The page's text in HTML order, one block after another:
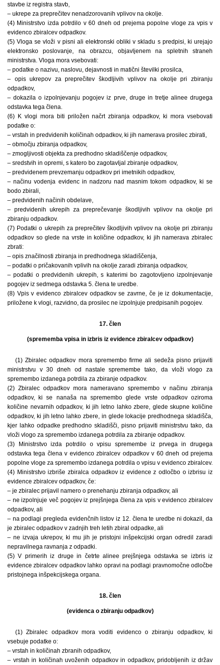
stavbe iz registra stavb,
– ukrepe za preprečitev nenadzorovanih vplivov na okolje.
(4) Ministrstvo izda potrdilo v 60 dneh od prejema popolne vloge za vpis v
evidenco zbiralcev odpadkov.
(5) Vloga se vloži v pisni ali elektronski obliki v skladu s predpisi, ki urejajo
elektronsko poslovanje, na obrazcu, objavljenem na spletnih straneh
ministrstva. Vloga mora vsebovati:
– podatke o nazivu, naslovu, dejavnosti in matični številki prosilca,
– opis ukrepov za preprečitev škodljivih vplivov na okolje pri zbiranju
odpadkov,
– dokazila o izpolnjevanju pogojev iz prve, druge in tretje alinee drugega
odstavka tega člena.
(6) K vlogi mora biti priložen načrt zbiranja odpadkov, ki mora vsebovati
podatke o:
– vrstah in predvidenih količinah odpadkov, ki jih namerava prosilec zbirati,
– območju zbiranja odpadkov,
– zmogljivosti objekta za predhodno skladiščenje odpadkov,
– sredstvih in opremi, s katero bo zagotavljal zbiranje odpadkov,
– predvidenem prevzemanju odpadkov pri imetnikih odpadkov,
– načinu vodenja evidenc in nadzoru nad masnim tokom odpadkov, ki se
bodo zbirali,
– predvidenih načinih obdelave,
– predvidenih ukrepih za preprečevanje škodljivih vplivov na okolje pri
zbiranju odpadkov.
(7) Podatki o ukrepih za preprečitev škodljivih vplivov na okolje pri zbiranju
odpadkov so glede na vrste in količine odpadkov, ki jih namerava zbiralec
zbrati:
– opis značilnosti zbiranja in predhodnega skladiščenja,
– podatki o pričakovanih vplivih na okolje zaradi zbiranja odpadkov,
– podatki o predvidenih ukrepih, s katerimi bo zagotovljeno izpolnjevanje
pogojev iz sedmega odstavka 5. člena te uredbe.
(8) Vpis v evidenco zbiralcev odpadkov se zavrne, če je iz dokumentacije,
priložene k vlogi, razvidno, da prosilec ne izpolnjuje predpisanih pogojev.
17. člen
(sprememba vpisa in izbris iz evidence zbiralcev odpadkov)
(1) Zbiralec odpadkov mora spremembo firme ali sedeža pisno prijaviti
ministrstvu v 30 dneh od nastale spremembe tako, da vloži vlogo za
spremembo izdanega potrdila za zbiranje odpadkov.
(2) Zbiralec odpadkov mora nameravano spremembo v načinu zbiranja
odpadkov, ki se nanaša na spremembo glede vrste odpadkov oziroma
količine nevarnih odpadkov, ki jih letno lahko zbere, glede skupne količine
odpadkov, ki jih letno lahko zbere, in glede lokacije predhodnega skladišča,
kjer lahko odpadke predhodno skladišči, pisno prijaviti ministrstvu tako, da
vloži vlogo za spremembo izdanega potrdila za zbiranje odpadkov.
(3) Ministrstvo izda potrdilo o vpisu spremembe iz prvega in drugega
odstavka tega člena v evidenco zbiralcev odpadkov v 60 dneh od prejema
popolne vloge za spremembo izdanega potrdila o vpisu v evidenco zbiralcev.
(4) Ministrstvo izbriše zbiralca odpadkov iz evidence z odločbo o izbrisu iz
evidence zbiralcev odpadkov, če:
– je zbiralec prijavil namero o prenehanju zbiranja odpadkov, ali
– ne izpolnjuje več pogojev iz prejšnjega člena za vpis v evidenco zbiralcev
odpadkov, ali
– na podlagi pregleda evidenčnih listov iz 12. člena te uredbe ni dokazil, da
je zbiralec odpadkov v zadnjih treh letih zbiral odpadke, ali
– ne izvaja ukrepov, ki mu jih je pristojni inšpekcijski organ odredil zaradi
nepravilnega ravnanja z odpadki.
(5) V primerih iz druge in četrte alinee prejšnjega odstavka se izbris iz
evidence zbiralcev odpadkov lahko opravi na podlagi pravnomočne odločbe
pristojnega inšpekcijskega organa.
18. člen
(evidenca o zbiranju odpadkov)
(1) Zbiralec odpadkov mora voditi evidenco o zbiranju odpadkov, ki
vsebuje podatke o:
– vrstah in količinah zbranih odpadkov,
– vrstah in količinah uvoženih odpadkov in odpadkov, pridobljenih iz držav